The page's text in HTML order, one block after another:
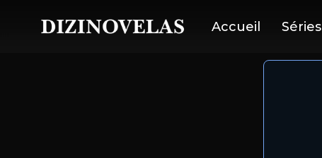
Accueil Séries